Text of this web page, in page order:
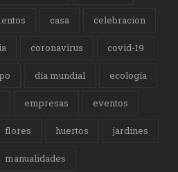
casa celebracion
coronavirus covid-19
día mundial ecología
empresas eventos
flores huertos jardines
manualidades